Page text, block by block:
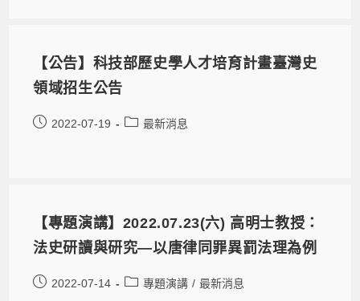
【公告】科技部歷史學人才培育計畫臺灣史
領域招生公告
2022-07-19 最新消息
【專題演講】2022.07.23(六) 高明士教授：
法史研讀與研究—以唐律同罪異罰法理為例
2022-07-14 專題演講 / 最新消息